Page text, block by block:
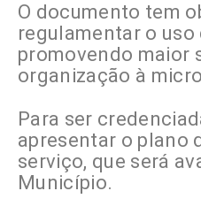
O documento tem
regulamentar o uso
promovendo maior
organização à
Para ser
apresentar o plano
serviço, que será
Município.